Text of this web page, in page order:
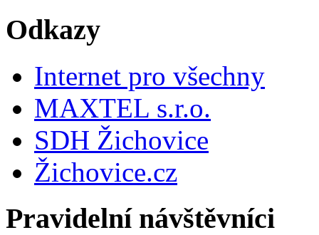
Odkazy
Internet pro všechny
MAXTEL s.r.o.
SDH Žichovice
Žichovice.cz
Pravidelní návštěvníci